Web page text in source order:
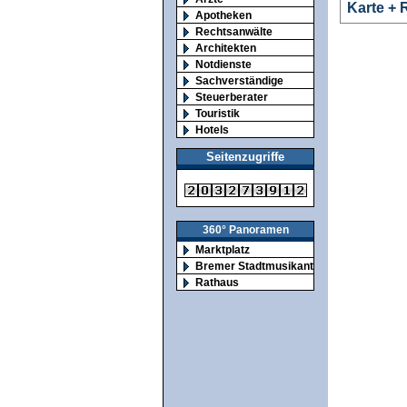
Apotheken
Rechtsanwälte
Architekten
Notdienste
Sachverständige
Steuerberater
Touristik
Hotels
Seitenzugriffe
360° Panoramen
Marktplatz
Bremer Stadtmusikanten
Rathaus
Karte +